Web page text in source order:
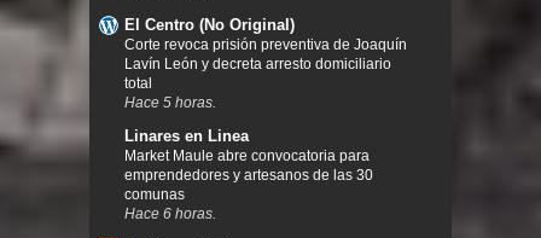
El Centro (No Original)
Corte revoca prisión preventiva de Joaquín
Lavín León y decreta arresto domiciliario
total
Hace 5 horas.
Linares en Linea
Market Maule abre convocatoria para
emprendedores y artesanos de las 30
comunas
Hace 6 horas.